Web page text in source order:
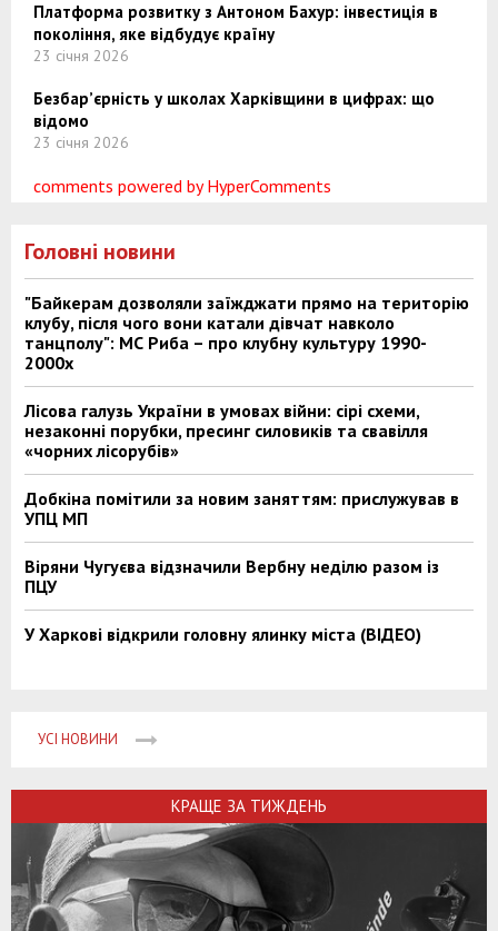
Платформа розвитку з Антоном Бахур: інвестиція в
покоління, яке відбудує країну
23 січня 2026
Безбар’єрність у школах Харківщини в цифрах: що
відомо
23 січня 2026
comments powered by HyperComments
Головні новини
"Байкерам дозволяли заїжджати прямо на територію
клубу, після чого вони катали дівчат навколо
танцполу": МС Риба – про клубну культуру 1990-
2000х
Лісова галузь України в умовах війни: сірі схеми,
незаконні порубки, пресинг силовиків та свавілля
«чорних лісорубів»
Добкіна помітили за новим заняттям: прислужував в
УПЦ МП
Віряни Чугуєва відзначили Вербну неділю разом із
ПЦУ
У Харкові відкрили головну ялинку міста (ВІДЕО)
УСІ НОВИНИ
КРАЩЕ ЗА ТИЖДЕНЬ